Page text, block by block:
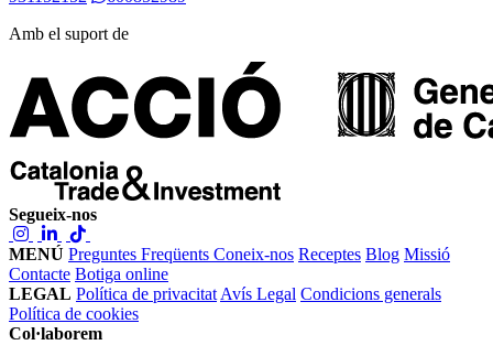
Amb el suport de
Segueix-nos
MENÚ Preguntes Freqüents Coneix-nos Receptes Blog Missió
Contacte Botiga online
LEGAL Política de privacitat Avís Legal Condicions generals
Política de cookies
Col·laborem